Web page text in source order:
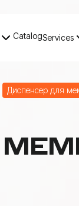
CatalogServices
Catalog
Диспенсер для